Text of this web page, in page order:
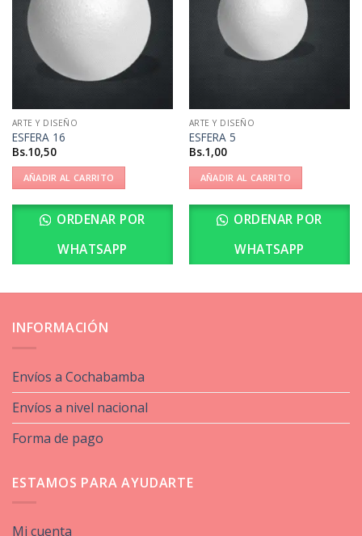
ARTE Y DISEÑO
ESFERA 16
Bs.10,50
AÑADIR AL CARRITO
ORDENAR POR
WHATSAPP
ARTE Y DISEÑO
ESFERA 5
Bs.1,00
AÑADIR AL CARRITO
ORDENAR POR
WHATSAPP
INFORMACIÓN
Envíos a Cochabamba
Envíos a nivel nacional
Forma de pago
ESTAMOS PARA AYUDARTE
Mi cuenta